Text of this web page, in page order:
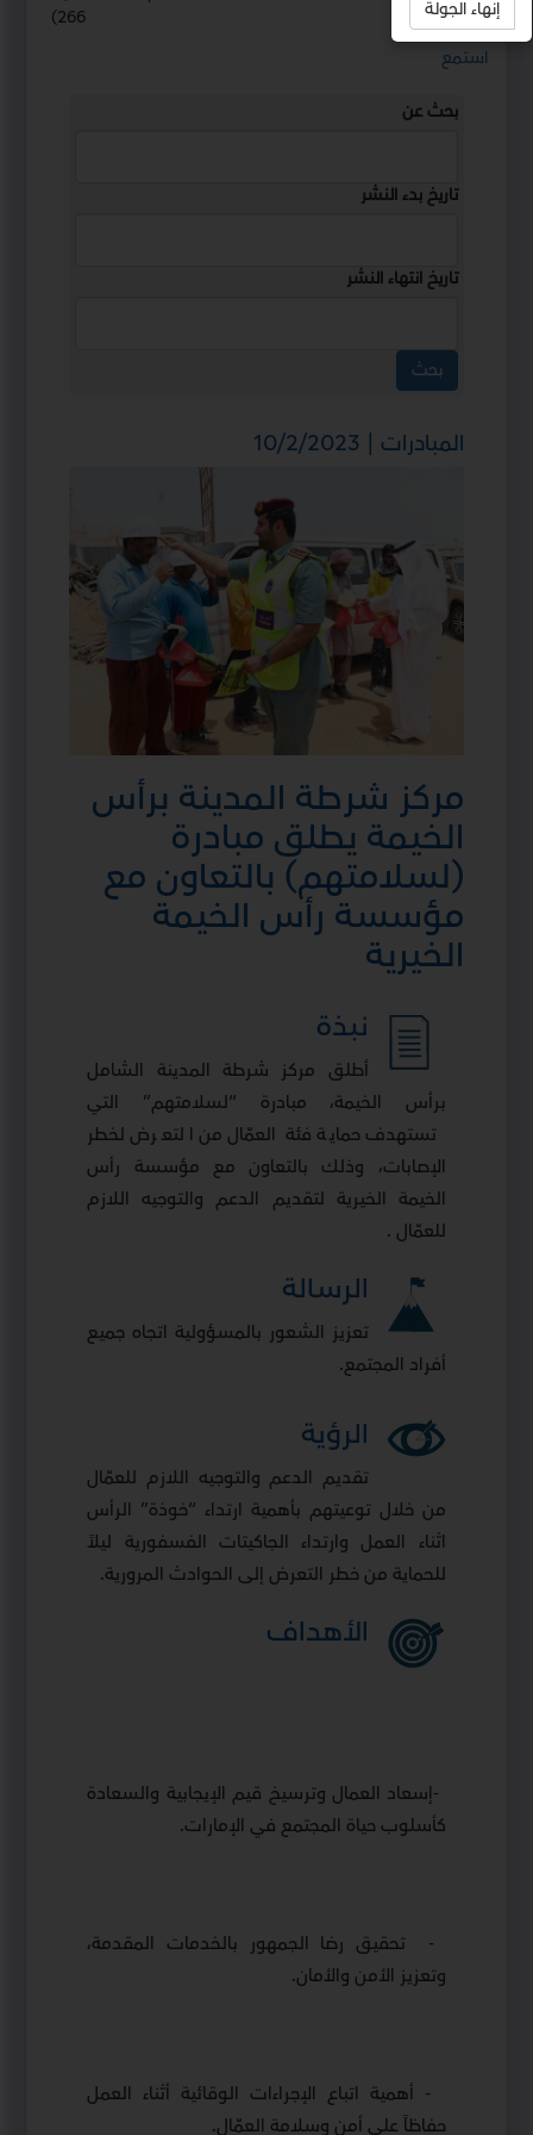
266
)
استمع
بحث عن
تاريخ بدء النشر
تاريخ انتهاء النشر
المبادرات | 10/2/2023
مركز شرطة المدينة برأس
الخيمة يطلق مبادرة
(لسلامتهم) بالتعاون مع
مؤسسة رأس الخيمة
الخيرية
نبذة
أطلق مركز شرطة المدينة الشامل
برأس الخيمة، مبادرة “لسلامتهم” التي
تستهدف حماية فئة العمّال من التعرض لخطر
الإصابات، وذلك بالتعاون مع مؤسسة رأس
الخيمة الخيرية لتقديم الدعم والتوجيه اللازم
للعمّال.
الرسالة
تعزيز الشعور بالمسؤولية اتجاه جميع
أفراد المجتمع.
الرؤية
تقديم الدعم والتوجيه اللازم للعمّال
من خلال توعيتهم بأهمية ارتداء “خوذة” الرأس
اثناء العمل وارتداء الجاكيتات الفسفورية ليلاً
للحماية من خطر التعرض إلى الحوادث المرورية.
الأهداف
إسعاد العمال وترسيخ قيم الإيجابية والسعادة
كأسلوب حياة المجتمع في الإمارات.
-
تحقيق رضا الجمهور بالخدمات المقدمة،
وتعزيز الأمن والأمان.
- أهمية اتباع الإجراءات الوقائية أثناء العمل
حفاظاً على أمن وسلامة العمّال.
إنهاء الجولة